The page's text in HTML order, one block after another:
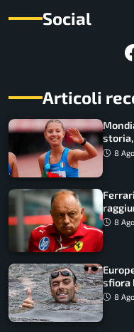
Social
Articoli
8
8
sfiora
urlo, il
8